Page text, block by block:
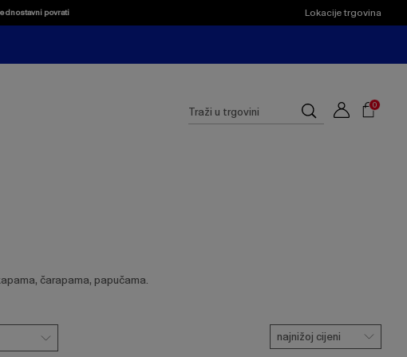
povrati Lokacije trgovina
Suggested
site
content
Traži
u
0
čarapama, papučama.
najnižoj cijeni